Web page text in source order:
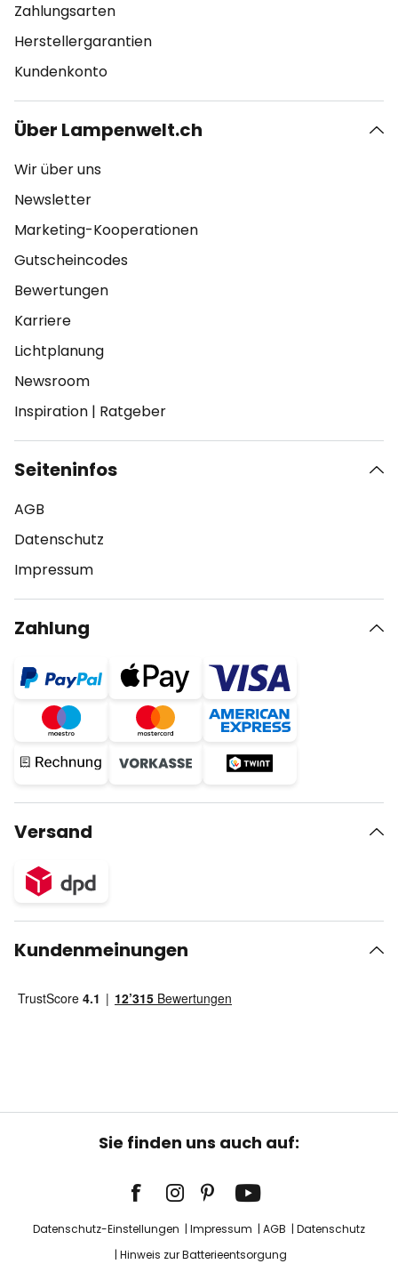
Zahlungsarten
Herstellergarantien
Kundenkonto
Über Lampenwelt.ch
Wir über uns
Newsletter
Marketing-Kooperationen
Gutscheincodes
Bewertungen
Karriere
Lichtplanung
Newsroom
Inspiration | Ratgeber
Seiteninfos
AGB
Datenschutz
Impressum
Zahlung
Versand
Kundenmeinungen
Sie finden uns auch auf:
Datenschutz-Einstellungen Impressum AGB
Datenschutz
Hinweis zur Batterieentsorgung